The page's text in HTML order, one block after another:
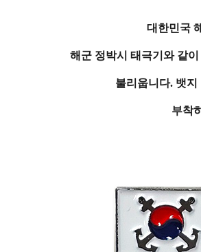
대한민국
해군 정박시 태극기와 같
불리웁니다. 뱃지
부착